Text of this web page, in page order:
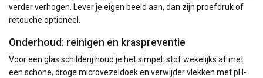
verder verhogen. Lever je eigen beeld aan, dan zijn proefdruk of
retouche optioneel.
Onderhoud: reinigen en kraspreventie
Voor een glas schilderij houd je het simpel: stof wekelijks af met
een schone, droge microvezeldoek en verwijder vlekken met pH-